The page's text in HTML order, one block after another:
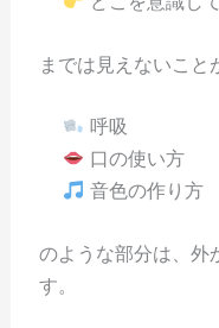
までは見えないこと
呼吸
口の使い方
音色の作り方
のような部分は、外
す。